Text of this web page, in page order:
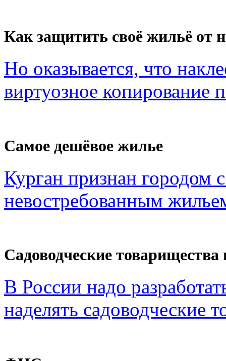
Как защитить своё жильё от
Но оказывается, что
виртуозное копирование
Самое дешёвое жилье
Курган признан
невостребованным
Садоводческие
В России надо
наделять садоводческие